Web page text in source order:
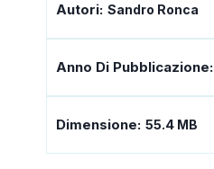
Autori: Sandro Ronca
Anno Di Pubblicazione:
Dimensione: 55.4 MB